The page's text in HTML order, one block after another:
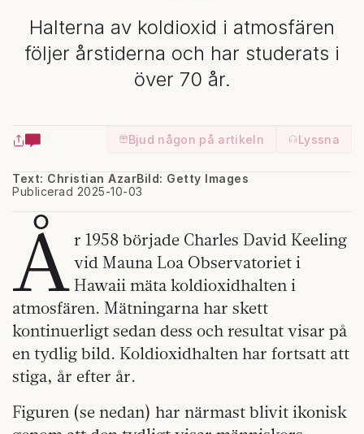
Halterna av koldioxid i atmosfären
följer årstiderna och har studerats i
över 70 år.
Bjud någon på artikeln Lyssna
Text: Christian Azar
Publicerad 2025-10-03
Bild: Getty Images
Å r 1958 började Charles David Keeling
vid Mauna Loa Observatoriet i
Hawaii mäta koldioxidhalten i
atmosfären. Mätningarna har skett
kontinuerligt sedan dess och resultat visar på
en tydlig bild. Koldioxidhalten har fortsatt att
stiga, år efter år.
Figuren (se nedan) har närmast blivit ikonisk